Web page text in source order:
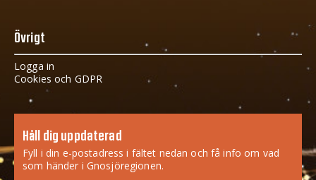
Övrigt
Logga in
Cookies och GDPR
Håll dig uppdaterad
Fyll i din e-postadress i fältet nedan och få info om vad
som händer i Gnosjöregionen.